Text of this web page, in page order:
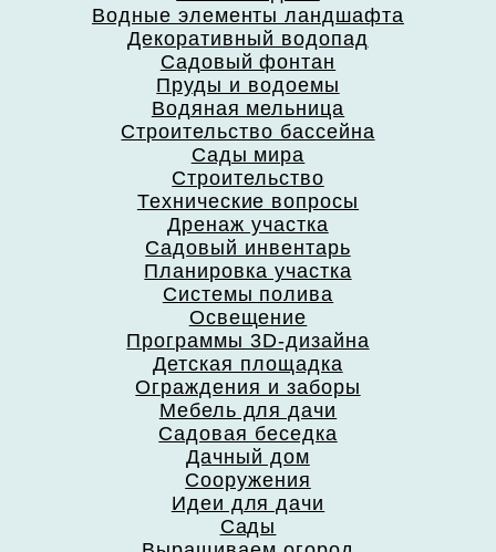
Водные элементы ландшафта
Декоративный водопад
Садовый фонтан
Пруды и водоемы
Водяная мельница
Строительство бассейна
Сады мира
Строительство
Технические вопросы
Дренаж участка
Садовый инвентарь
Планировка участка
Системы полива
Освещение
Программы 3D-дизайна
Детская площадка
Ограждения и заборы
Мебель для дачи
Садовая беседка
Дачный дом
Сооружения
Идеи для дачи
Сады